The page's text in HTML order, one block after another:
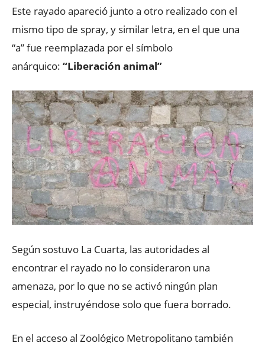
Este rayado apareció junto a otro realizado con el
mismo tipo de spray, y similar letra, en el que una
“a” fue reemplazada por el símbolo
anárquico: “Liberación animal”
Según sostuvo La Cuarta, las autoridades al
encontrar el rayado no lo consideraron una
amenaza, por lo que no se activó ningún plan
especial, instruyéndose solo que fuera borrado.
En el acceso al Zoológico Metropolitano también